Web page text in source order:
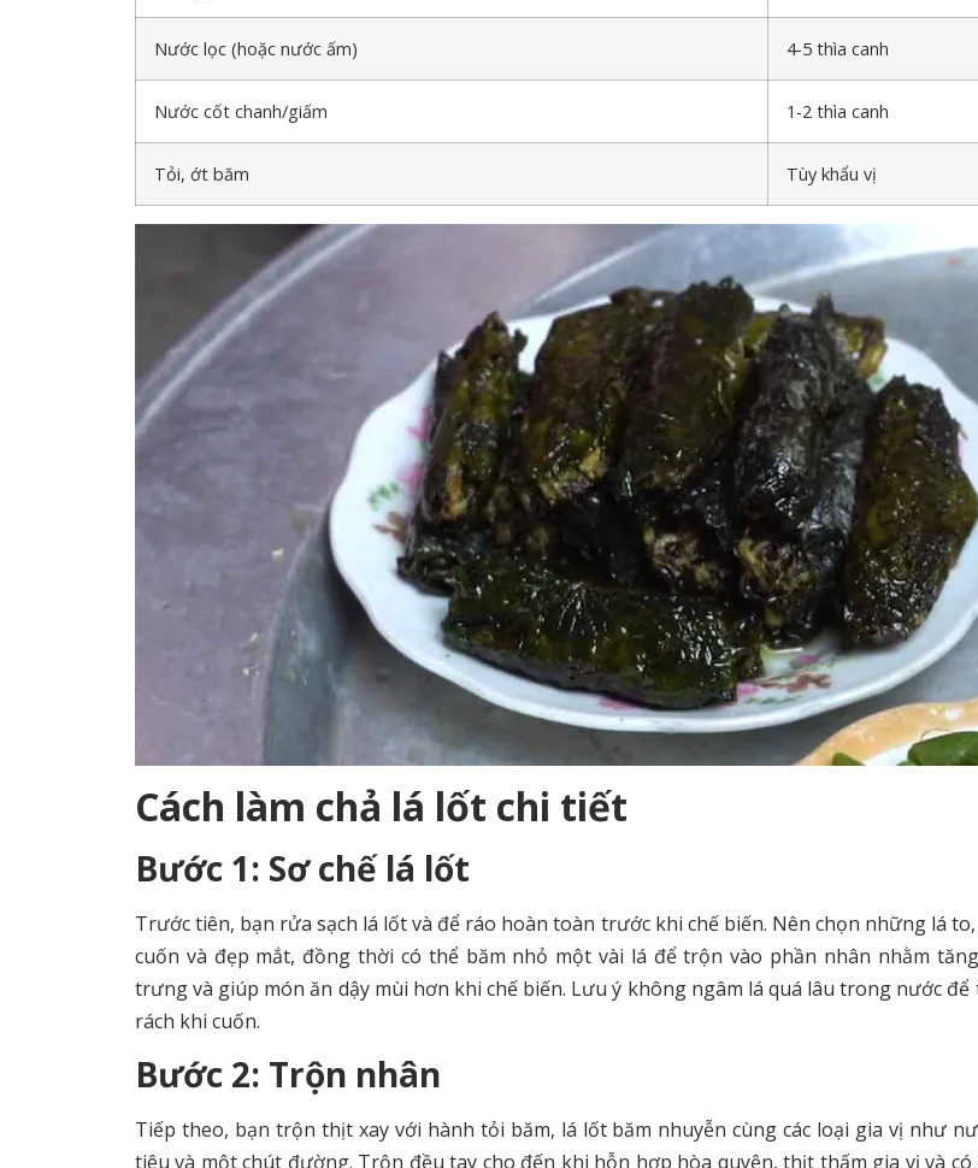
Nước lọc (hoặc nước ấm) 4-5 thìa canh
Nước cốt chanh/giấm 1-2 thìa canh
Tỏi, ớt băm Tùy khẩu vị
Cách làm chả lá lốt chi tiết
Bước 1: Sơ chế lá lốt
Trước tiên, bạn rửa sạch lá lốt và để ráo hoàn toàn trước khi chế biến. Nên chọn những lá
cuốn và đẹp mắt, đồng thời có thể băm nhỏ một vài lá để trộn vào phần nhân nhằm
trưng và giúp món ăn dậy mùi hơn khi chế biến. Lưu ý không ngâm lá quá lâu trong nước
rách khi cuốn.
Bước 2: Trộn nhân
Tiếp theo, bạn trộn thịt xay với hành tỏi băm, lá lốt băm nhuyễn cùng các loại gia vị như
tiêu và một chút đường. Trộn đều tay cho đến khi hỗn hợp hòa quyện, thịt thấm gia vị và